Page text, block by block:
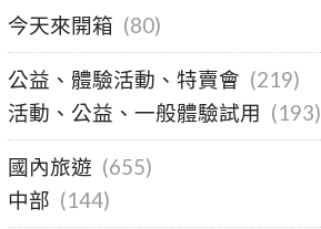
今天來開箱 (80)
公益、體驗活動、特賣會 (219)
活動、公益、一般體驗試用 (193)
國內旅遊 (655)
中部 (144)